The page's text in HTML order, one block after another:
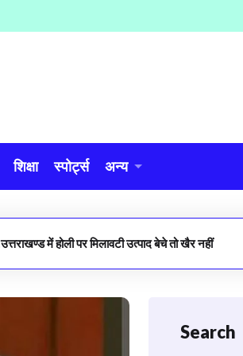
शिक्षा स्पोर्ट्स अन्य
में होली पर मिलावटी उत्पाद बेचे तो खैर नहीं
Search